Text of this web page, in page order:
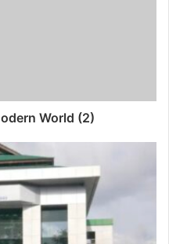
World (2)